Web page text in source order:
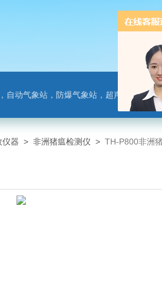
爆气象站，超声波气象站，土壤墒情监测站，负氧离子监测站，微气象传感器
仪器 > 非洲猪瘟检测仪 > TH-P800非洲